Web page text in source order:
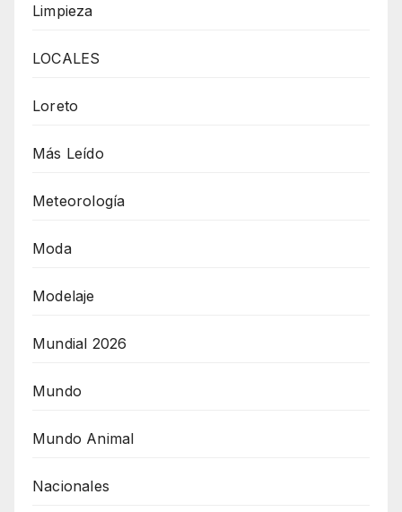
Limpieza
LOCALES
Loreto
Más Leído
Meteorología
Moda
Modelaje
Mundial 2026
Mundo
Mundo Animal
Nacionales